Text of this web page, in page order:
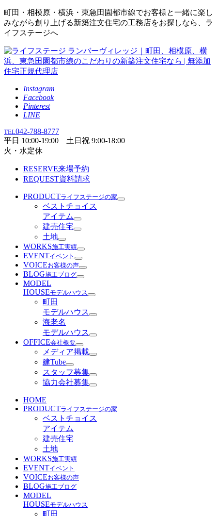
町田・相模原・横浜・東急田園都市線でお客様と一緒に楽し
みながら創り上げる新築注文住宅の工務店をお探しなら、ラ
イフステージへ
Instagram
Facebook
Pinterest
LINE
TEL042-788-8777
平日 10:00-19:00 土日祝 9:00-18:00
火・水定休
RESERVE来場予約
REQUEST資料請求
PRODUCTライフステージの家
ベストチョイス
アイテム
建売住宅
土地
WORKS施工実績
EVENTイベント
VOICEお客様の声
BLOG施工ブログ
MODEL
HOUSEモデルハウス
町田
モデルハウス
海老名
モデルハウス
OFFICE会社概要
メディア掲載
建Tube
スタッフ募集
協力会社募集
HOME
PRODUCTライフステージの家
ベストチョイス
アイテム
建売住宅
土地
WORKS施工実績
EVENTイベント
VOICEお客様の声
BLOG施工ブログ
MODEL
HOUSEモデルハウス
町田